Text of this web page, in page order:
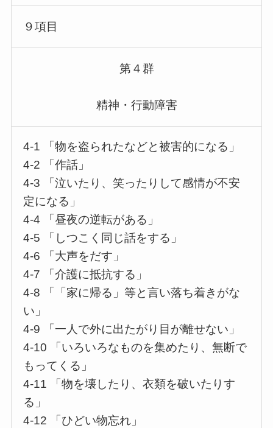
９項目
第４群
精神・行動障害
4-1 「物を盗られたなどと被害的になる」
4-2 「作話」
4-3 「泣いたり、笑ったりして感情が不安
定になる」
4-4 「昼夜の逆転がある」
4-5 「しつこく同じ話をする」
4-6 「大声をだす」
4-7 「介護に抵抗する」
4-8 「「家に帰る」等と言い落ち着きがな
い」
4-9 「一人で外に出たがり目が離せない」
4-10 「いろいろなものを集めたり、無断で
もってくる」
4-11 「物を壊したり、衣類を破いたりす
る」
4-12 「ひどい物忘れ」